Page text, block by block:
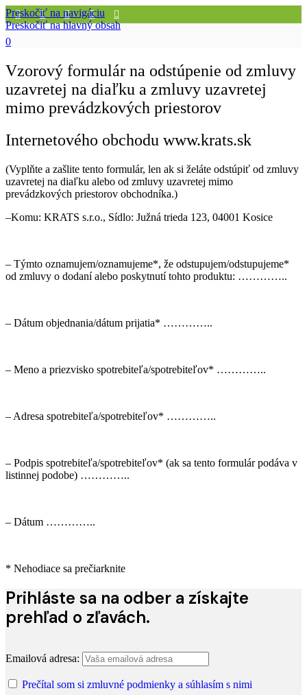
Preskočiť na navigáciu
Preskočiť na hlavný obsah
0
Vzorový formulár na odstúpenie od zmluvy
uzavretej na diaľku a zmluvy uzavretej
mimo prevádzkových priestorov
Internetového obchodu www.krats.sk
(Vyplňte a zašlite tento formulár, len ak si želáte odstúpiť od zmluvy
uzavretej na diaľku alebo od zmluvy uzavretej mimo
prevádzkových priestorov obchodníka.)
–Komu: KRATS s.r.o., Sídlo: Južná trieda 123, 04001 Kosice
– Týmto oznamujem/oznamujeme*, že odstupujem/odstupujeme*
od zmluvy o dodaní alebo poskytnutí tohto produktu: …………..
– Dátum objednania/dátum prijatia* …………..
– Meno a priezvisko spotrebiteľa/spotrebiteľov* …………..
– Adresa spotrebiteľa/spotrebiteľov* …………..
– Podpis spotrebiteľa/spotrebiteľov* (ak sa tento formulár podáva v
listinnej podobe) …………..
– Dátum …………..
* Nehodiace sa prečiarknite
Prihláste sa na odber a získajte
prehľad o zľavách.
Emailová adresa:
Prečítal som si zmluvné podmienky a súhlasím s nimi